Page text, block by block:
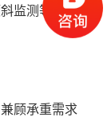
监测等智能设
顾承重需求